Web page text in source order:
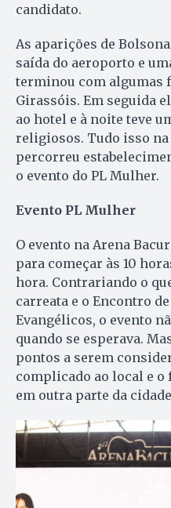
candidato.
As aparições de
saída do aeroporto e
terminou com algumas
Girassóis. Em seguida
ao hotel e à noite teve
religiosos. Tudo isso na
percorreu
o evento do PL Mulher.
Evento PL Mulher
O evento na Arena
para começar às 10
hora. Contrariando o
carreata e o Encontro
Evangélicos, o evento
quando se esperava.
pontos a serem
complicado ao local e o
em outra parte da